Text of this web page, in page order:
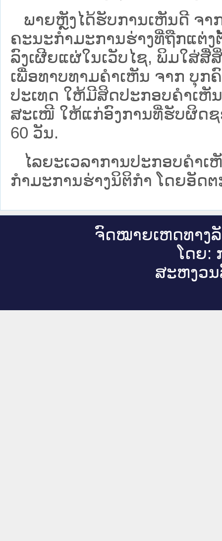
ພາຍຫຼັງໄດ້ຮັບການເຫັນດີ ຈາ
ຄະນະກໍາມະການຮ່າງທີ່ຖືກແຕ່ງ
ລົງເຜີຍແຜ່ໃນເວັບໄຊ, ພິມໃສ່
ເພື່ອທາບທາມຄໍາເຫັນ ຈາກ ບຸກ
ປະເທດ ໃຫ້ມີສິດປະກອບຄຳເຫັ
ສະເໜີ ໃຫ້ແກ່ອົງການທີ່ຮັບຜິດ
60 ວັນ.
ໄລຍະເວລາການປະກອບຄຳ
ກຳມະການຮ່າງນິຕິກຳ ໂດຍ​ອັດ​
ຈົດ​ໝາຍ​ເຫດ​ທາງ​
ໂດຍ:
ສະ​ຫງວນ​